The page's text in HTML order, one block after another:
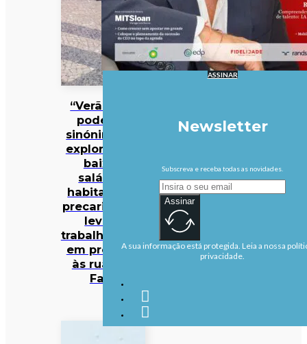
“Verão não
pode ser
sinónimo de
exploração”:
baixos
salários,
habitação e
precariedade
levam
trabalhadores
em protesto
às ruas de
Faro
ASSINAR
Newsletter
Subscreva e receba todas as novidades.
Assinar
A sua informação está protegida. Leia a nossa
privacidade.